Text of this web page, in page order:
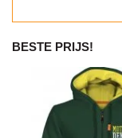
BESTE PRIJS!